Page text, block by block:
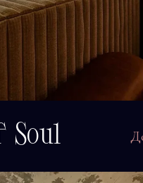
Soul